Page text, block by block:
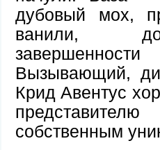
дубовый мох,
ванили,
Вызывающий,
Крид Авентус
собственным